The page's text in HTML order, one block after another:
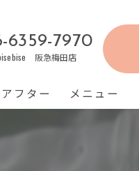
6359-7970
阪急梅田店
フター メニュー